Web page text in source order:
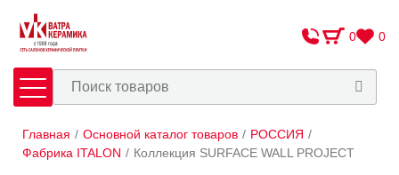
0 0
Плитка Сантехника
Главная / Основной каталог товаров / РОССИЯ /
Фабрика ITALON / Коллекция SURFACE WALL PROJECT